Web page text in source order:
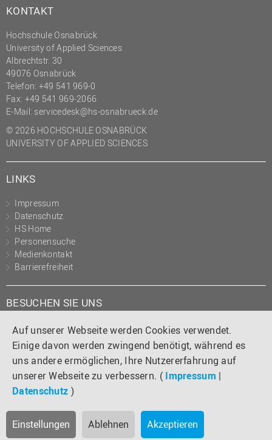
Auf unserer Webseite werden Cookies verwendet.
Einige davon werden zwingend benötigt, während es
uns andere ermöglichen, Ihre Nutzererfahrung auf
unserer Webseite zu verbessern. ( Impressum |
Datenschutz )
Einstellungen Ablehnen Akzeptieren
KONTAKT
Hochschule Osnabrück
University of Applied Sciences
Albrechtstr. 30
49076 Osnabrück
Telefon: +49 541 969-0
Fax: +49 541 969-2066
E-Mail: servicedesk@hs-osnabrueck.de
© 2026 HOCHSCHULE OSNABRÜCK
UNIVERSITY OF APPLIED SCIENCES
LINKS
Impressum
Datenschutz
HS Home
Personensuche
Medienkontakt
Barrierefreiheit
BESUCHEN SIE UNS
Instagram
TiktokLinkedIn
YouTube
Facebook